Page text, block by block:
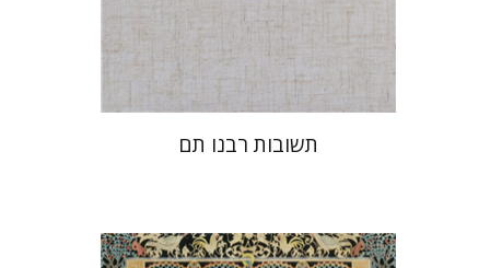
הנחת אתר ספר מודפס
$45
תשובות רבנו תם